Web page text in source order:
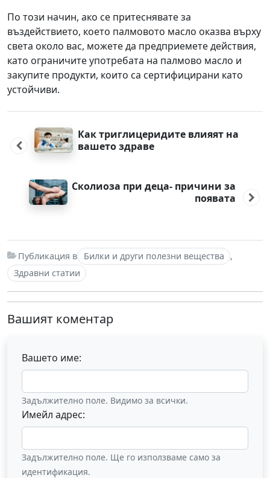
По този начин, ако се притеснявате за
въздействието, което палмовото масло оказва върху
света около вас, можете да предприемете действия,
като ограничите употребата на палмово масло и
закупите продукти, които са сертифицирани като
устойчиви.
navigationКак триглицеридите влияят на
вашето здраве
Сколиоза при деца- причини за
появата
Публикация в Билки и други полезни вещества
,
Здравни статии
Вашият коментар
Вашето име:
Задължително поле. Видимо за всички.
Имейл адрес:
Задължително поле. Ще го използваме само за
идентификация.